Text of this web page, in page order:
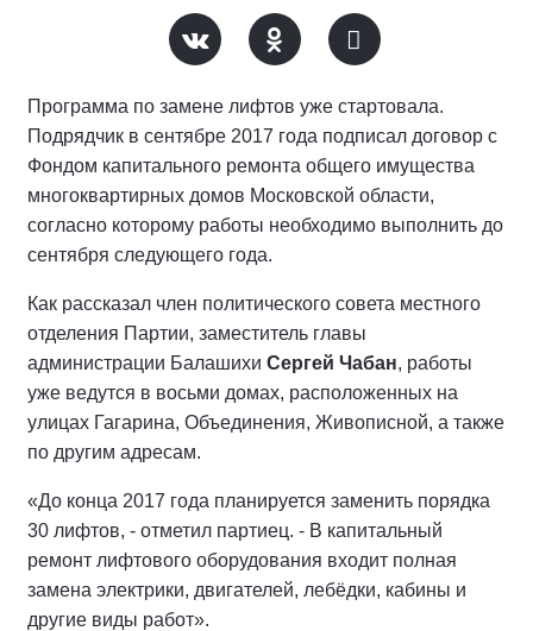
Программа по замене лифтов уже стартовала.
Подрядчик в сентябре 2017 года подписал договор с
Фондом капитального ремонта общего имущества
многоквартирных домов Московской области,
согласно которому работы необходимо выполнить до
сентября следующего года.
Как рассказал член политического совета местного
отделения Партии, заместитель главы
администрации Балашихи Сергей Чабан, работы
уже ведутся в восьми домах, расположенных на
улицах Гагарина, Объединения, Живописной, а также
по другим адресам.
«До конца 2017 года планируется заменить порядка
30 лифтов, - отметил партиец. - В капитальный
ремонт лифтового оборудования входит полная
замена электрики, двигателей, лебёдки, кабины и
другие виды работ».